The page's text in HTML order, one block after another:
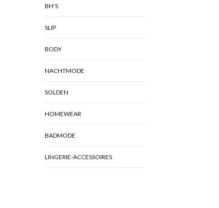
BH'S
SLIP
BODY
NACHTMODE
SOLDEN
HOMEWEAR
BADMODE
LINGERIE-ACCESSOIRES